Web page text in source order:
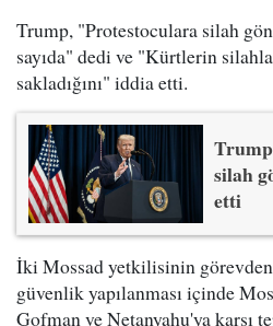
Trump, "Protestoculara silah
sayıda" dedi ve "Kürtlerin
sakladığını" iddia etti.
silah
etti
İki Mossad yetkilisinin görevden
güvenlik yapılanması içinde
Gofman ve Netanyahu'ya karşı